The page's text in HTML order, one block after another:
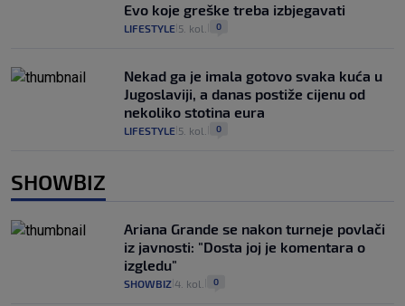
Evo koje greške treba izbjegavati
LIFESTYLE 5. kol. 0
Nekad ga je imala gotovo svaka kuća u
Jugoslaviji, a danas postiže cijenu od
nekoliko stotina eura
LIFESTYLE 5. kol. 0
SHOWBIZ
Ariana Grande se nakon turneje povlači
iz javnosti: "Dosta joj je komentara o
izgledu"
SHOWBIZ 4. kol. 0